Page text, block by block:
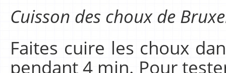
Cuisson des choux de
Faites cuire les choux
pendant 4 min. Pour